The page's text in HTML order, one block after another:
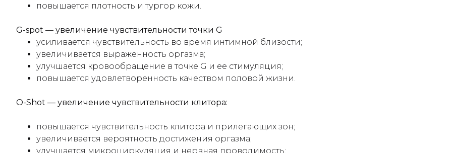
повышается плотность и тургор кожи.
G-spot — увеличение чувствительности точки G
усиливается чувствительность во время интимной близости;
увеличивается выраженность оргазма;
улучшается кровообращение в точке G и ее стимуляция;
повышается удовлетворенность качеством половой жизни.
O-Shot — увеличение чувствительности клитора:
повышается чувствительность клитора и прилегающих зон;
увеличивается вероятность достижения оргазма;
улучшается микроциркуляция и нервная проводимость;